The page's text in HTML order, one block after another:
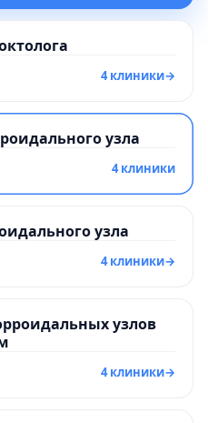
4 клиники→
узла
4 клиники
узла
4 клиники→
узлов
4 клиники→